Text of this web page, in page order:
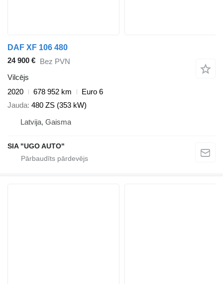
DAF XF 106 480
24 900 € Bez PVN
Vilcējs
2020
678 952 km
Euro 6
Jauda 480 ZS (353 kW)
Latvija, Gaisma
SIA "UGO AUTO"